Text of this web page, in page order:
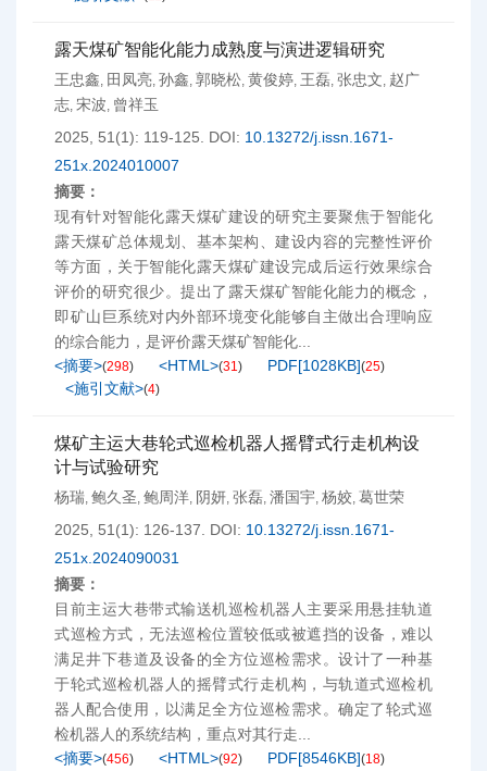
露天煤矿智能化能力成熟度与演进逻辑研究
王忠鑫, 田凤亮, 孙鑫, 郭晓松, 黄俊婷, 王磊, 张忠文, 赵广
志, 宋波, 曾祥玉
2025, 51(1): 119-125.
DOI: 10.13272/j.issn.1671-
251x.2024010007
摘要：
现有针对智能化露天煤矿建设的研究主要聚焦于智能化
露天煤矿总体规划、基本架构、建设内容的完整性评价
等方面，关于智能化露天煤矿建设完成后运行效果综合
评价的研究很少。提出了露天煤矿智能化能力的概念，
即矿山巨系统对内外部环境变化能够自主做出合理响应
的综合能力，是评价露天煤矿智能化...
<摘要>(298) <HTML>(31) PDF[1028KB](25)
<施引文献>(4)
煤矿主运大巷轮式巡检机器人摇臂式行走机构设
计与试验研究
杨瑞, 鲍久圣, 鲍周洋, 阴妍, 张磊, 潘国宇, 杨姣, 葛世荣
2025, 51(1): 126-137.
DOI: 10.13272/j.issn.1671-
251x.2024090031
摘要：
目前主运大巷带式输送机巡检机器人主要采用悬挂轨道
式巡检方式，无法巡检位置较低或被遮挡的设备，难以
满足井下巷道及设备的全方位巡检需求。设计了一种基
于轮式巡检机器人的摇臂式行走机构，与轨道式巡检机
器人配合使用，以满足全方位巡检需求。确定了轮式巡
检机器人的系统结构，重点对其行走...
<摘要>(456) <HTML>(92) PDF[8546KB](18)